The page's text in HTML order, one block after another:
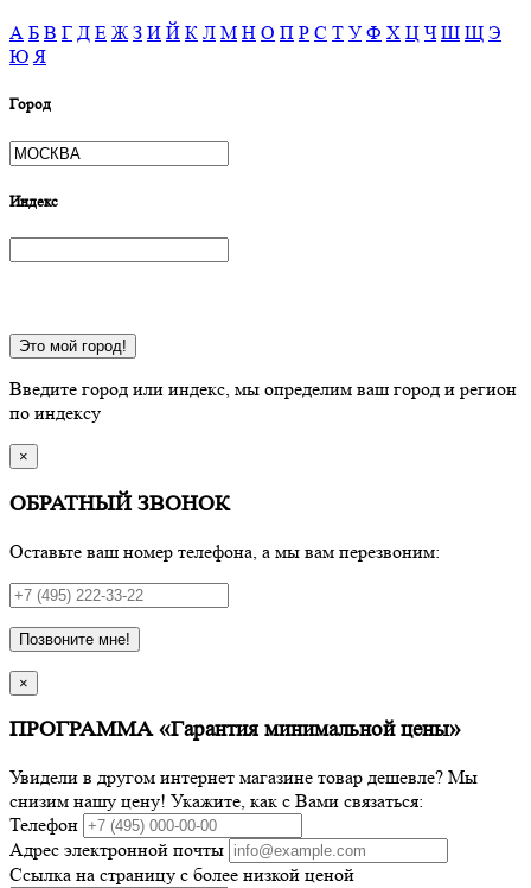
А Б В Г Д Е Ж З И Й К Л М Н О П Р С Т У Ф Х Ц Ч Ш Щ Э
Ю Я
Город
Индекс
Это мой город!
Введите город или индекс, мы определим ваш город и регион
по индексу
×
ОБРАТНЫЙ ЗВОНОК
Оставьте ваш номер телефона, а мы вам перезвоним:
Позвоните мне!
×
ПРОГРАММА «Гарантия минимальной цены»
Увидели в другом интернет магазине товар дешевле? Мы
снизим нашу цену! Укажите, как с Вами связаться:
Телефон
Адрес электронной почты
Ссылка на страницу с более низкой ценой